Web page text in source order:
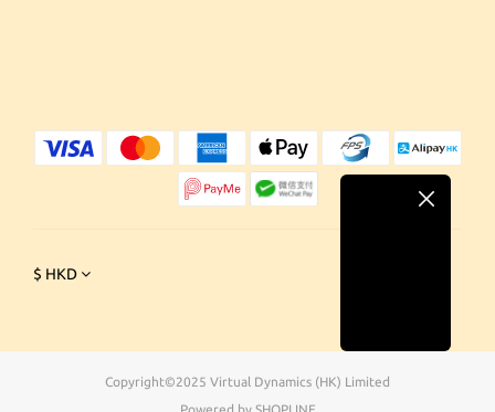
$ HKD
Copyright©2025 Virtual Dynamics (HK) Limited